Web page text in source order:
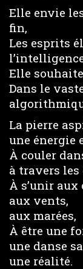
Elle envie
fin,
Les esprits
Elle
Dans le
La pierre
une énergie
À couler
à travers les
À s’unir aux
aux vents,
aux marées,
À être une
une danse
une réalité.